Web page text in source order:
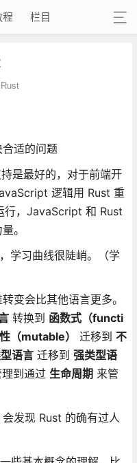
程 栏目
Rust
适的问题
是最好的，对于前端开
逻辑用 Rust 重
行，JavaScript 和 Rust
。
学习曲线很陡峭。（学
变会比其他语言更多。
转换到 函数式（functi
（mutable） 迁移到 不
语言迁移到 强类型语
到通过 生命周期来管
发现 Rust 的确有过人